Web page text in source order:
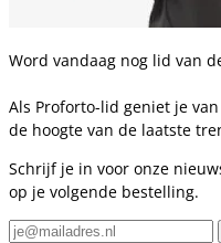
Word vandaag nog lid van
Als Proforto-lid geniet je
de hoogte van de laatste
Schrijf je in voor onze
op je volgende bestelling.